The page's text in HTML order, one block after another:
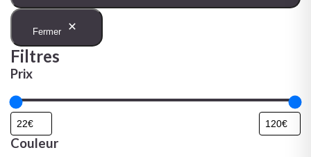
Fermer
Filtres
Prix
Couleur